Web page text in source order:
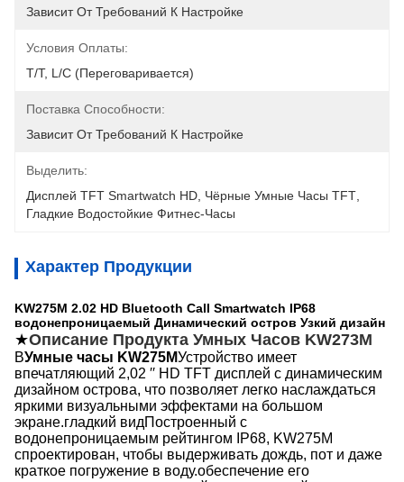
Зависит От Требований К Настройке
Условия Оплаты:
T/T, L/C (переговаривается)
Поставка Способности:
Зависит От Требований К Настройке
Выделить:
Дисплей TFT Smartwatch HD Чёрные Умные Часы TFT
Гладкие Водостойкие Фитнес-Часы
Характер Продукции
KW275M 2.02 HD Bluetooth Call Smartwatch IP68
водонепроницаемый Динамический остров Узкий дизайн
★Описание Продукта Умных Часов KW273M
ВУмные часы KW275MУстройство имеет
впечатляющий 2,02 ′′ HD TFT дисплей с динамическим
дизайном острова, что позволяет легко наслаждаться
яркими визуальными эффектами на большом
экране.гладкий видПостроенный с
водонепроницаемым рейтингом IP68, KW275M
спроектирован, чтобы выдерживать дождь, пот и даже
краткое погружение в воду.обеспечение его